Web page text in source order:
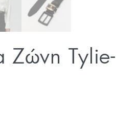
Ζώνη Tylie-